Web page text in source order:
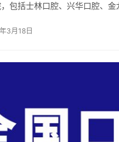
包括士林口腔、兴华口腔、
3月18日